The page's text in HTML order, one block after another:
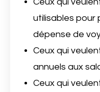
Ceux qui
utilisables pour
dépense de
Ceux qui
annuels aux
Ceux qui